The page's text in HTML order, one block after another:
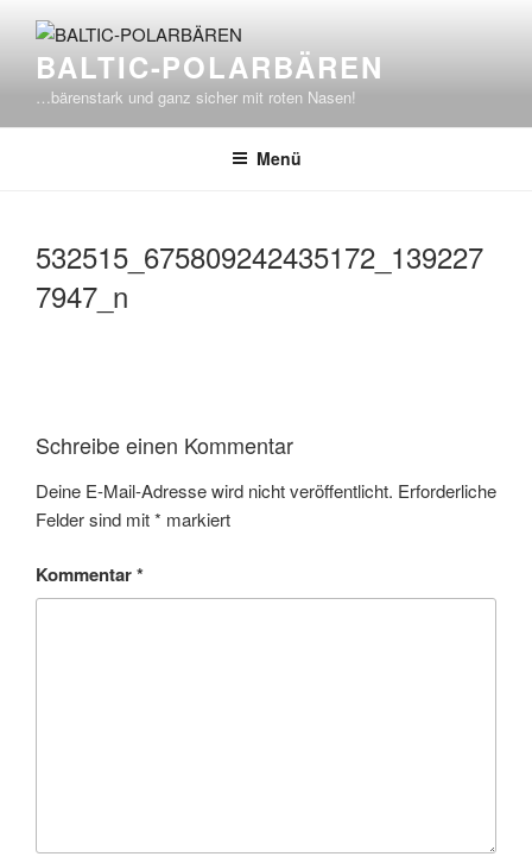
Inhalt
springenBALTIC-POLARBÄREN
…bärenstark und ganz sicher mit roten Nasen!
Menü
532515_675809242435172_139227
7947_n
Schreibe einen Kommentar
Deine E-Mail-Adresse wird nicht veröffentlicht. Erforderliche
Felder sind mit* markiert
Kommentar*